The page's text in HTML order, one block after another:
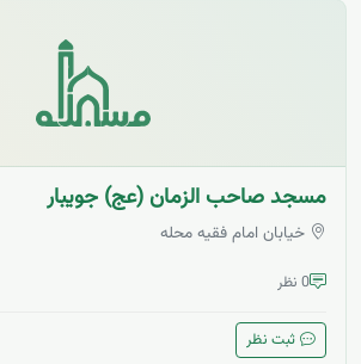
مسجد صاحب الزمان (عج) جویبار
خیابان امام فقیه محله
0 نظر
ثبت نظر